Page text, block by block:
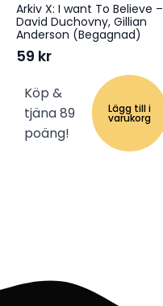
Arkiv X: I want To Believe –
David Duchovny, Gillian
Anderson (Begagnad)
59 kr
Köp &
tjäna 89
poäng!
Lägg till i
varukorg